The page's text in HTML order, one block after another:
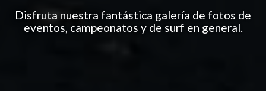
Disfruta nuestra fantástica galería de fotos de
eventos, campeonatos y de surf en general.